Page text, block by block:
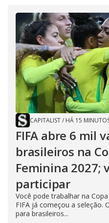
CAPITALIST/ HÁ 15
FIFA abre 6 mil
brasileiros na
Feminina 2027;
participar
Você pode trabalhar na
FIFA já começou a seleção.
para brasileiros...